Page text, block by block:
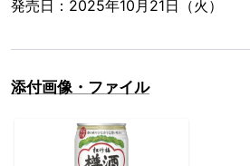
発売日：2025年10月21日（火）
添付画像・ファイル